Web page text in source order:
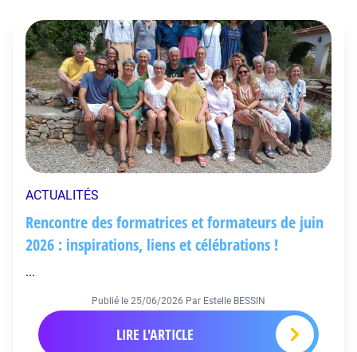
ACTUALITÉS
Rencontre des formatrices et formateurs de juin
2026 : inspirations, liens et célébrations !
...
Publié le 25/06/2026 Par Estelle BESSIN
LIRE L'ARTICLE